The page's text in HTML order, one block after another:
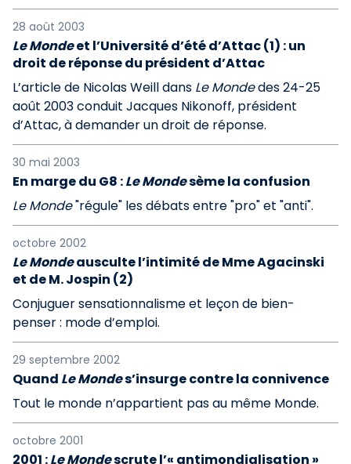
28 août 2003
Le Mondeet l’Université d’été d’Attac (1) : un
droit de réponse du président d’Attac
L’article de Nicolas Weill dans Le Mondedes 24-25
août 2003 conduit Jacques Nikonoff, président
d’Attac, à demander un droit de réponse.
30 mai 2003
En marge du G8 :Le Mondesème la confusion
Le Monde"régule" les débats entre "pro" et "anti".
octobre 2002
Le Mondeausculte l’intimité de Mme Agacinski
et de M. Jospin (2)
Conjuguer sensationnalisme et leçon de bien-
penser : mode d’emploi.
29 septembre 2002
Quand Le Mondes’insurge contre la connivence
Tout le monde n’appartient pas au même Monde.
octobre 2001
2001 :Le Mondescrute l’« antimondialisation »